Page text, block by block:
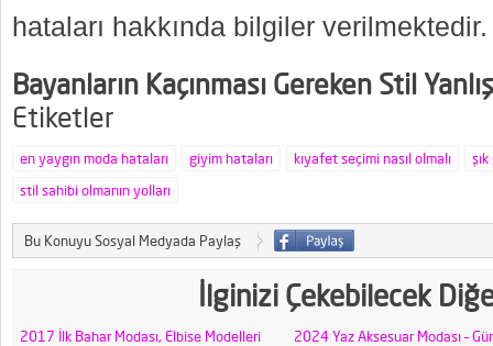
hataları hakkında bilgiler verilmektedir.
Bayanların Kaçınması Gereken Stil
Etiketler
en yaygın moda hataları giyim hataları kıyafet seçimi nasıl olmalı
stil sahibi olmanın yolları
Bu Konuyu Sosyal Medyada Paylaş
İlginizi Çekebilecek
2017 İlk Bahar Modası, Elbise Modelleri
2024 Yaz Aksesuar Modası –